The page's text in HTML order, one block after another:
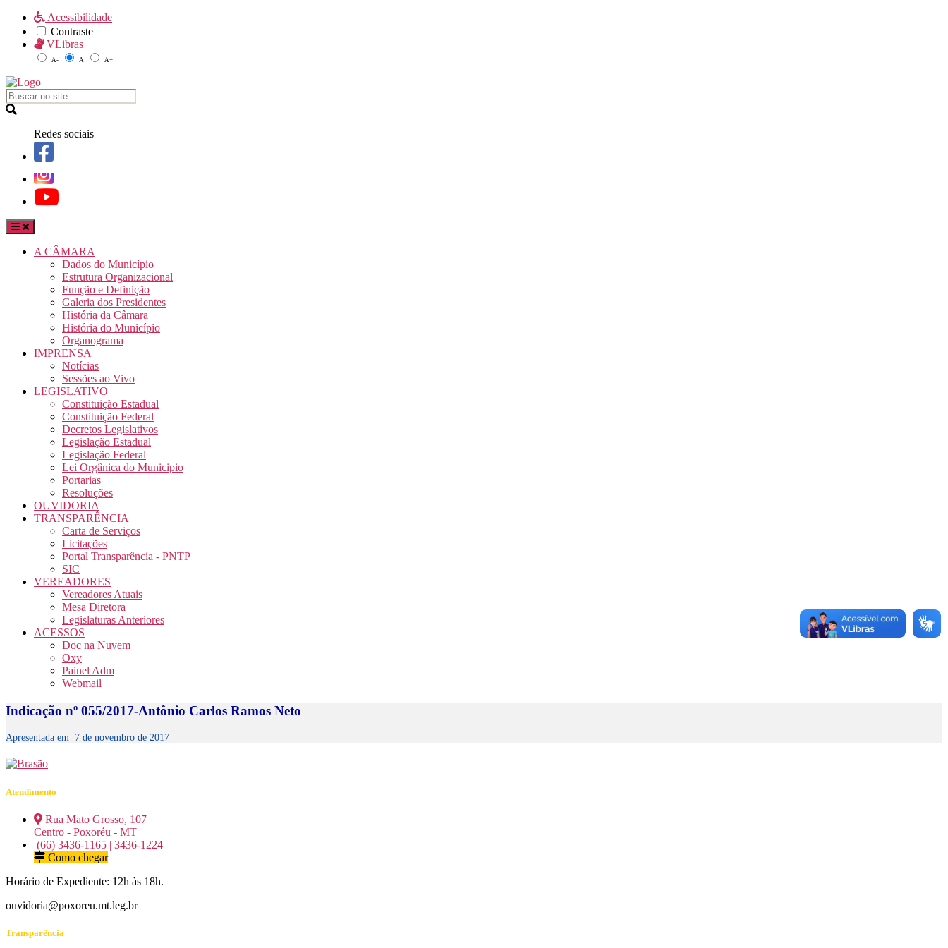
Acessibilidade
Contraste
VLibras
A- A A+
Redes sociais
A CÂMARA
Dados do Município
Estrutura Organizacional
Função e Definição
Galeria dos Presidentes
História da Câmara
História do Município
Organograma
IMPRENSA
Notícias
Sessões ao Vivo
LEGISLATIVO
Constituição Estadual
Constituição Federal
Decretos Legislativos
Legislação Estadual
Legislação Federal
Lei Orgânica do Municipio
Portarias
Resoluções
OUVIDORIA
TRANSPARÊNCIA
Carta de Serviços
Licitações
Portal Transparência - PNTP
SIC
VEREADORES
Vereadores Atuais
Mesa Diretora
Legislaturas Anteriores
ACESSOS
Doc na Nuvem
Oxy
Painel Adm
Webmail
Indicação nº 055/2017-Antônio Carlos Ramos Neto
Apresentada em 7 de novembro de 2017
Atendimento
Rua Mato Grosso, 107
Centro - Poxoréu - MT
(66) 3436-1165 | 3436-1224
Como chegar
Horário de Expediente: 12h às 18h.
ouvidoria@poxoreu.mt.leg.br
Transparência